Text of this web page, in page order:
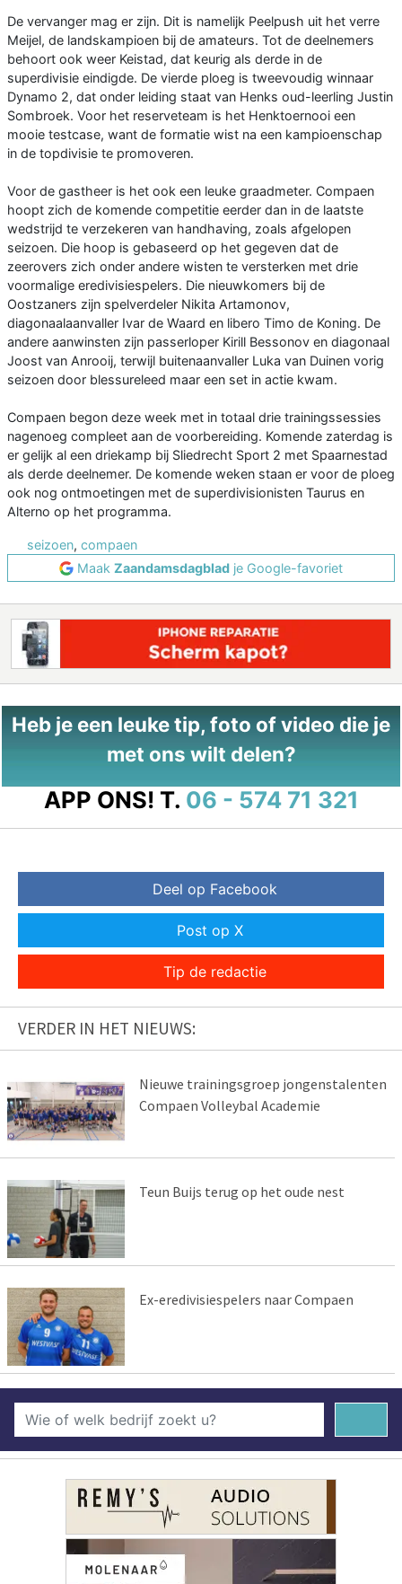
De vervanger mag er zijn. Dit is namelijk Peelpush uit het verre
Meijel, de landskampioen bij de amateurs. Tot de deelnemers
behoort ook weer Keistad, dat keurig als derde in de
superdivisie eindigde. De vierde ploeg is tweevoudig winnaar
Dynamo 2, dat onder leiding staat van Henks oud-leerling Justin
Sombroek. Voor het reserveteam is het Henktoernooi een
mooie testcase, want de formatie wist na een kampioenschap
in de topdivisie te promoveren.
Voor de gastheer is het ook een leuke graadmeter. Compaen
hoopt zich de komende competitie eerder dan in de laatste
wedstrijd te verzekeren van handhaving, zoals afgelopen
seizoen. Die hoop is gebaseerd op het gegeven dat de
zeerovers zich onder andere wisten te versterken met drie
voormalige eredivisiespelers. Die nieuwkomers bij de
Oostzaners zijn spelverdeler Nikita Artamonov,
diagonaalaanvaller Ivar de Waard en libero Timo de Koning. De
andere aanwinsten zijn passerloper Kirill Bessonov en diagonaal
Joost van Anrooij, terwijl buitenaanvaller Luka van Duinen vorig
seizoen door blessureleed maar een set in actie kwam.
Compaen begon deze week met in totaal drie trainingssessies
nagenoeg compleet aan de voorbereiding. Komende zaterdag is
er gelijk al een driekamp bij Sliedrecht Sport 2 met Spaarnestad
als derde deelnemer. De komende weken staan er voor de ploeg
ook nog ontmoetingen met de superdivisionisten Taurus en
Alterno op het programma.
seizoen, compaen
Maak Zaandamsdagblad je Google-favoriet
Heb je een leuke tip, foto of video die je
met ons wilt delen?
APP ONS! T. 06 - 574 71 321
Deel op Facebook
Post op X
Tip de redactie
VERDER IN HET NIEUWS:
Nieuwe trainingsgroep jongenstalenten
Compaen Volleybal Academie
Teun Buijs terug op het oude nest
Ex-eredivisiespelers naar Compaen